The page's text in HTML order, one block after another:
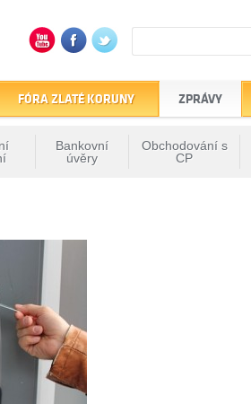
FÓRA ZLATÉ KORUNY ZPRÁVY
Bankovní
úvěry
Obchodování s
CP